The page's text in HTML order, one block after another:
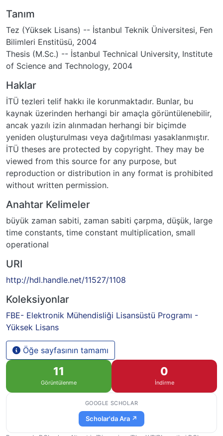
Tanım
Tez (Yüksek Lisans) -- İstanbul Teknik Üniversitesi, Fen
Bilimleri Enstitüsü, 2004
Thesis (M.Sc.) -- İstanbul Technical University, Institute
of Science and Technology, 2004
Haklar
İTÜ tezleri telif hakkı ile korunmaktadır. Bunlar, bu
kaynak üzerinden herhangi bir amaçla görüntülenebilir,
ancak yazılı izin alınmadan herhangi bir biçimde
yeniden oluşturulması veya dağıtılması yasaklanmıştır.
İTÜ theses are protected by copyright. They may be
viewed from this source for any purpose, but
reproduction or distribution in any format is prohibited
without written permission.
Anahtar Kelimeler
büyük zaman sabiti, zaman sabiti çarpma, düşük, large
time constants, time constant multiplication, small
operational
URI
http://hdl.handle.net/11527/1108
Koleksiyonlar
FBE- Elektronik Mühendisliği Lisansüstü Programı -
Yüksek Lisans
Öğe sayfasının tamamı
11
Görüntülenme
0
İndirme
GOOGLE SCHOLAR
Scholar'da Ara ↗